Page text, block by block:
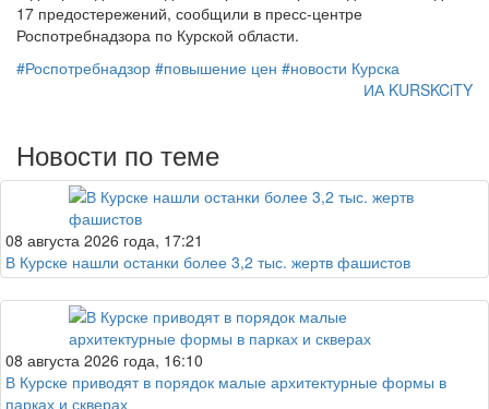
17 предостережений, сообщили в пресс-центре
Роспотребнадзора по Курской области.
#Роспотребнадзор #повышение цен #новости Курска
ИА KURSKCiTY
Новости по теме
08 августа 2026 года, 17:21
В Курске нашли останки более 3,2 тыс. жертв фашистов
08 августа 2026 года, 16:10
В Курске приводят в порядок малые архитектурные формы в
парках и скверах